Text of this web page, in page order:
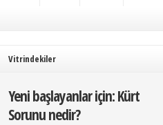
Vitrindekiler
Yeni başlayanlar için: Kürt
Sorunu nedir?